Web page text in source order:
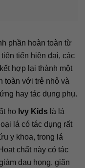
phần hoàn toàn từ
tiến hiện đại, các
hợp lại thành một
toàn với trẻ nhỏ và
hay tác dụng phụ.
ho Ivy Kids là lá
lá có tác dụng rất
y khoa, trong lá
chất này có tác
đau họng, giãn